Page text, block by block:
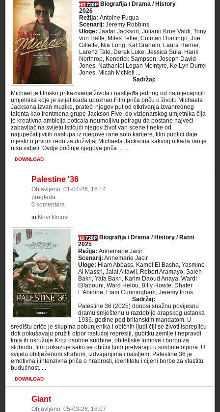
Biografija / Drama / History
2026
Režija: Antoine Fuqua
Scenarij: Jeremy Robbins
Uloge: Jaafar Jackson, Juliano Krue Valdi, Tony
von Halle, Miles Teller, Colman Domingo, Joe
Gillette, Nia Long, Kat Graham, Laura Harrier,
Larenz Tate, Derek Luke, Jessica Sula, Hank
Northrop, Kendrick Sampson, Joseph David-
Jones, Nathaniel Logan McIntyre, KeiLyn Durrel
Jones, Micah McNeil ...
Sadržaj:
Michael je filmsko prikazivanje života i naslijeđa jednog od najutjecajnijih
umjetnika koje je svijet ikada upoznao.Film priča priču o životu Michaela
Jacksona izvan muzike, prateći njegov put od otkrivanja izvanrednog
talenta kao frontmena grupe Jackson Five, do vizionarskog umjetnika čija
je kreativna ambicija poticala neumoljivu potragu da postane najveći
zabavljač na svijetu.Ističući njegov život van scene i neke od
najupečatljivijih nastupa iz njegove rane solo karijere, film publici daje
mjesto u prvom redu za doživljaj Michaela Jacksona kakvog nikada ranije
nisu vidjeli. Ovdje počinje njegova priča ... ...
DOWNLOAD
Palestine '36
Objavljeno: 01-04-26, 16:14
pregleda
0 komentara
in Novi filmovi
Biografija / Drama / History / Ratni
2025
Režija: Annemarie Jacir
Scenarij: Annemarie Jacir
Uloge: Hiam Abbass, Kamel El Basha, Yasmine
Al Massri, Jalal Altawil, Robert Aramayo, Saleh
Bakri, Yafa Bakri, Karim Daoud Anaya, Wardi
Eilabouni, Ward Helou, Billy Howle, Dhafer
L'Abidine, Liam Cunningham, Jeremy Irons ...
Sadržaj:
Palestine 36 (2025) donosi snažnu povijesnu
dramu smještenu u razdoblje arapskog ustanka
1936. godine pod britanskim mandatom. U
središtu priče je skupina pobunjenika i običnih ljudi čiji se životi isprepliću
dok pokušavaju pružiti otpor rastućoj represiji, gubitku zemlje i nepravdi
koja ih okružuje.Kroz osobne sudbine, obiteljske lomove i borbu za
slobodu, film prikazuje kako se obični ljudi pretvaraju u simbole otpora. U
svijetu obilježenom strahom, izdvajanjima i nasiljem, Palestine 36 je
emotivna i intenzivna priča o hrabrosti, identitetu i cijeni borbe za vlastitu
budućnost. ...
DOWNLOAD
Giant
Objavljeno: 05-03-26, 16:07